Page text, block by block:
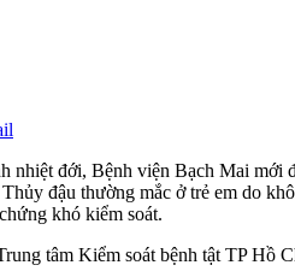
đới, Bệnh viện Bạch Mai mới
đậu thường mắc ở trẻ em do
khó kiểm soát.
tâm Kiểm soát bệnh tật TP